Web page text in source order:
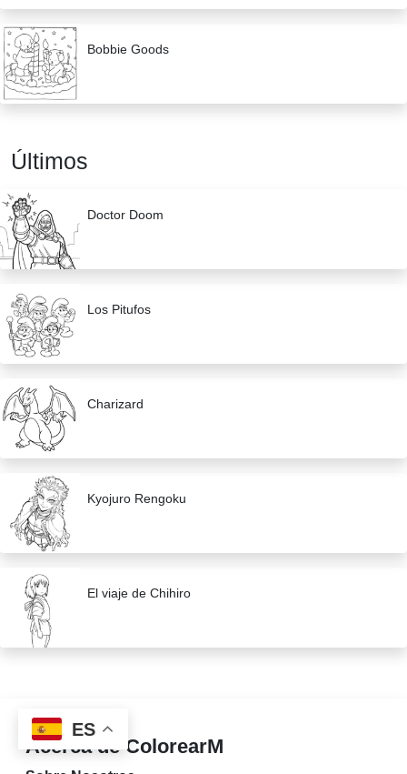
Bobbie Goods
Últimos
Doctor Doom
Los Pitufos
Charizard
Kyojuro Rengoku
El viaje de Chihiro
Acerca de ColorearM
ES